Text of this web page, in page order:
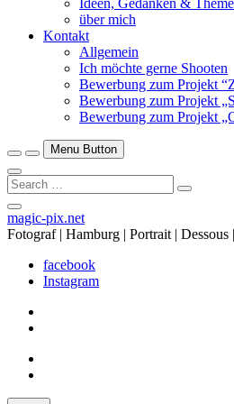
über mich
Kontakt
Allgemein
Ich möchte gerne Shooten
Bewerbung zum Projekt
Bewerbung zum Projekt
Bewerbung zum Projekt
Menu Button
Search
…
Close
Side
Menu
magic-pix.net
Fotograf | Hamburg | Portrait | Dessous
facebook
Instagram